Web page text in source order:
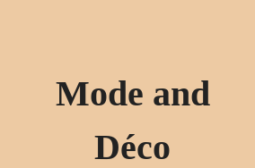
Mode and
Déco